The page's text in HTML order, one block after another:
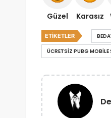
Güzel Karasız
ETIKETLER
ÜCRETSIZ PUBG MOBILE